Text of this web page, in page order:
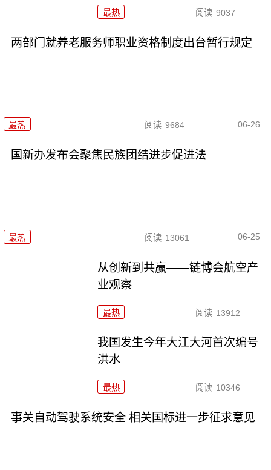
最热 阅读 9037
两部门就养老服务师职业资格制度出台暂行规定
最热 阅读 9684 06-26
国新办发布会聚焦民族团结进步促进法
最热 阅读 13061 06-25
从创新到共赢——链博会航空产
业观察
最热 阅读 13912
我国发生今年大江大河首次编号
洪水
最热 阅读 10346
事关自动驾驶系统安全 相关国标进一步征求意见